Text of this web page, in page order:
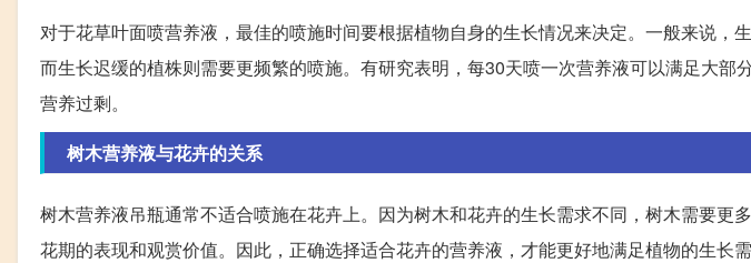
对于花草叶面喷营养液，最佳的喷施时间要根据植物自身的生长情况来决定。一般来说，
而生长迟缓的植株则需要更频繁的喷施。有研究表明，每30天喷一次营养液可以满足大部
营养过剩。
树木营养液与花卉的关系
树木营养液吊瓶通常不适合喷施在花卉上。因为树木和花卉的生长需求不同，树木需要更
花期的表现和观赏价值。因此，正确选择适合花卉的营养液，才能更好地满足植物的生长需